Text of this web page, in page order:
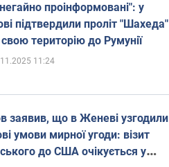
проінформовані": у
підтвердили проліт "Шахеда"
територію до Румунії
11:24
заявив, що в Женеві узгодили
умови мирної угоди: візит
до США очікується у